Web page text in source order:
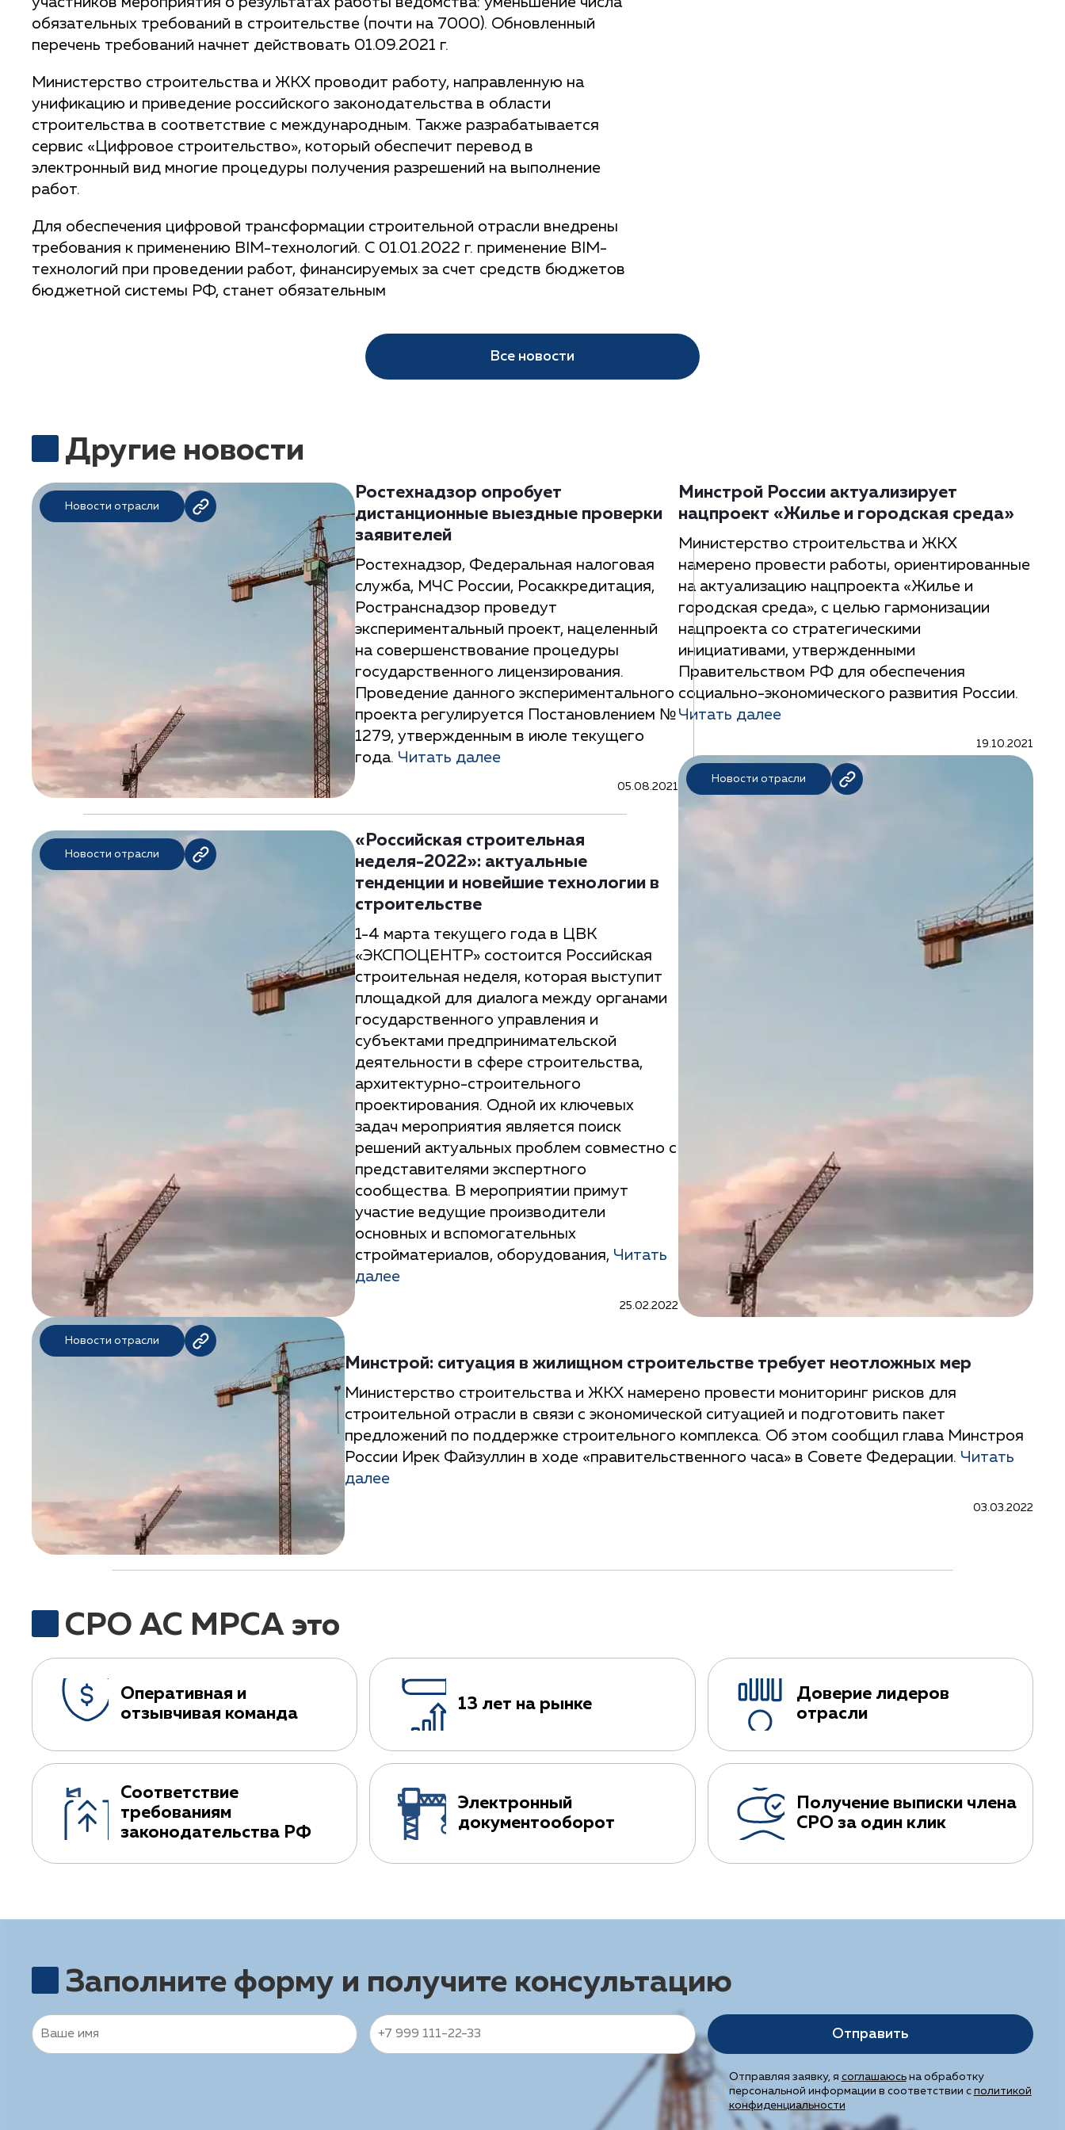
обязательных требований в строительстве (почти на 7000). Обновленный
перечень требований начнет действовать 01.09.2021 г.
Министерство строительства и ЖКХ проводит работу, направленную на
унификацию и приведение российского законодательства в области
строительства в соответствие с международным. Также разрабатывается
сервис «Цифровое строительство», который обеспечит перевод в
электронный вид многие процедуры получения разрешений на выполнение
работ.
Для обеспечения цифровой трансформации строительной отрасли внедрены
требования к применению BIM-технологий. С 01.01.2022 г. применение BIM-
технологий при проведении работ, финансируемых за счет средств бюджетов
бюджетной системы РФ, станет обязательным
Все новости
Другие новости
Новости отрасли
Ростехнадзор опробует
дистанционные выездные проверки
заявителей
Ростехнадзор, Федеральная налоговая
служба, МЧС России, Росаккредитация,
Ространснадзор проведут
экспериментальный проект, нацеленный
на совершенствование процедуры
государственного лицензирования.
Проведение данного экспериментального
проекта регулируется Постановлением №
1279, утвержденным в июле текущего
года. Читать далее
05.08.2021
Новости отрасли
«Российская строительная
неделя-2022»: актуальные
тенденции и новейшие технологии в
строительстве
1-4 марта текущего года в ЦВК
«ЭКСПОЦЕНТР» состоится Российская
строительная неделя, которая выступит
площадкой для диалога между органами
государственного управления и
субъектами предпринимательской
деятельности в сфере строительства,
архитектурно-строительного
проектирования. Одной их ключевых
задач мероприятия является поиск
решений актуальных проблем совместно с
представителями экспертного
сообщества. В мероприятии примут
участие ведущие производители
основных и вспомогательных
стройматериалов, оборудования, Читать
далее
25.02.2022
Минстрой России актуализирует
нацпроект «Жилье и городская среда»
Министерство строительства и ЖКХ
намерено провести работы, ориентированные
на актуализацию нацпроекта «Жилье и
городская среда», с целью гармонизации
нацпроекта со стратегическими
инициативами, утвержденными
Правительством РФ для обеспечения
социально-экономического развития России.
Читать далее
19.10.2021
Новости отрасли
Новости отрасли
Минстрой: ситуация в жилищном строительстве требует неотложных мер
Министерство строительства и ЖКХ намерено провести мониторинг рисков для
строительной отрасли в связи с экономической ситуацией и подготовить пакет
предложений по поддержке строительного комплекса. Об этом сообщил глава Минстроя
России Ирек Файзуллин в ходе «правительственного часа» в Совете Федерации. Читать
далее
03.03.2022
СРО АС МРСА это
Оперативная и
отзывчивая команда
13 лет на рынке
Доверие лидеров
отрасли
Соответствие
требованиям
законодательства РФ
Электронный
документооборот
Получение выписки члена
СРО за один клик
Заполните форму и получите консультацию
Отправить
Отправляя заявку, я соглашаюсьна обработку
персональной информации в соответствии с политикой
конфиденциальности